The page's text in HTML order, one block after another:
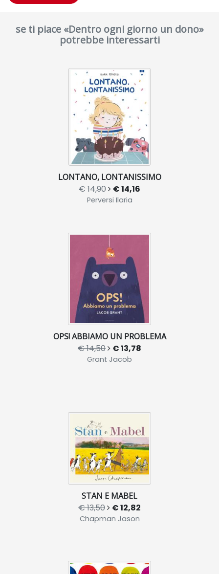
se ti piace «Dentro ogni giorno un dono»
potrebbe interessarti
LONTANO, LONTANISSIMO
€ 14,90 € 14,16
Perversi Ilaria
OPS! ABBIAMO UN PROBLEMA
€ 14,50 € 13,78
Grant Jacob
STAN E MABEL
€ 13,50 € 12,82
Chapman Jason